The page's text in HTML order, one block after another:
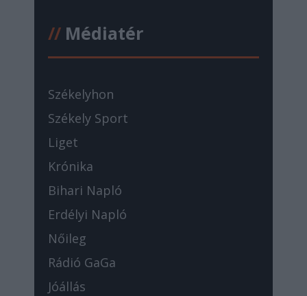
//Médiatér
Székelyhon
Székely Sport
Liget
Krónika
Bihari Napló
Erdélyi Napló
Nőileg
Rádió GaGa
Jóállás